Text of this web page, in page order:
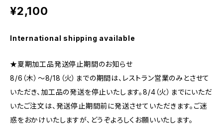
¥2,100
International shipping available
★夏期加工品発送停止期間のお知らせ
8/6（木）～8/18（火）までの期間は、レストラン営業のみとさせて
いただき、加工品の発送を停止いたします。8/4（火）までにいただ
いたご注文は、発送停止期間前に発送させていただきます。ご迷
惑をおかけいたしますが、どうぞよろしくお願いいたします。